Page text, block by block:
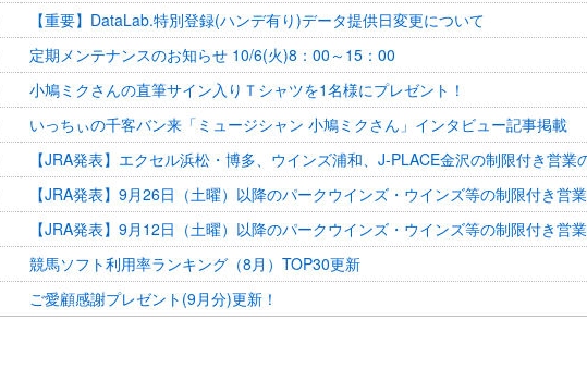
【重要】DataLab.特別登録(ハンデ有り)データ提供日変更について
定期メンテナンスのお知らせ 10/6(火)8：00～15：00
小鳩ミクさんの直筆サイン入りＴシャツを1名様にプレゼント！
いっちぃの千客バン来「ミュージシャン 小鳩ミクさん」インタビュー記事掲載
【JRA発表】エクセル浜松・博多、ウインズ浦和、J-PLACE金沢の制限付き営業
【JRA発表】9月26日（土曜）以降のパークウインズ・ウインズ等の制限付き営業
【JRA発表】9月12日（土曜）以降のパークウインズ・ウインズ等の制限付き営
競馬ソフト利用率ランキング（8月）TOP30更新
ご愛顧感謝プレゼント(9月分)更新！